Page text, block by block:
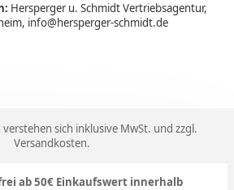
Hersperger u. Schmidt Vertriebsagentur,
info@hersperger-schmidt.de
sich inklusive MwSt. und zzgl.
Versandkosten.
ab 50€ Einkaufswert innerhalb